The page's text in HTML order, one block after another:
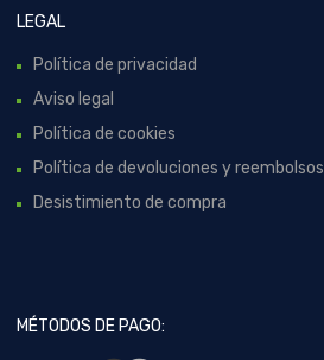
LEGAL
Política de privacidad
Aviso legal
Política de cookies
Política de devoluciones y reembolsos
Desistimiento de compra
MÉTODOS DE PAGO: